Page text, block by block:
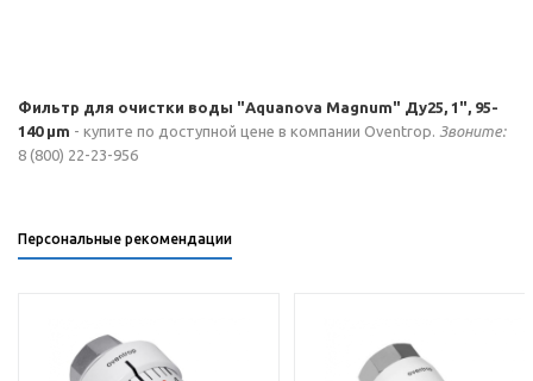
Фильтр для очистки воды "Aquanova Magnum" Ду25, 1", 95-
140 µm - купите по доступной цене в компании Oventrop. Звоните:
8 (800) 22-23-956
Персональные рекомендации